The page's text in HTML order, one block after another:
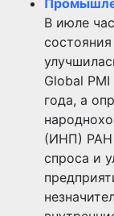
В июле
Global
года, а
(ИНП) РАН
спроса и